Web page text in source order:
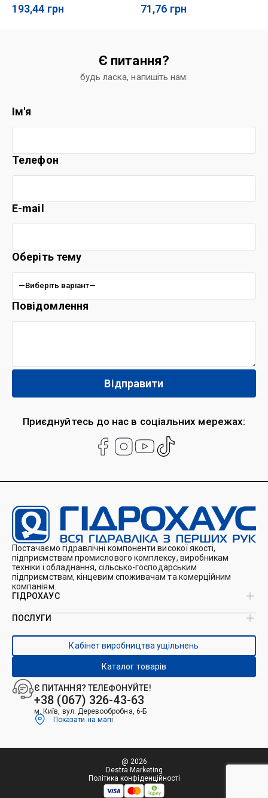
193,44 грн 71,76 грн
Є питання?
будь ласка, напишіть нам:
Приєднуйтесь до нас в соціальних мережах:
Ім'я
Телефон
E-mail
Оберіть тему
Повідомлення
Постачаємо гідравлічні компоненти високої якості,
підприємствам промислового комплексу, виробникам
техніки і обладнання, сільсько-господарським
підприємствам, кінцевим споживачам та комерційним
компаніям.
Є ПИТАННЯ? ТЕЛЕФОНУЙТЕ!
+38 (067) 326-43-63
м. Київ, вул. Деревообробна, 6-Б
Показати на мапі
ГІДРОХАУС
Про нас
Каталоги
Контакти
ПОСЛУГИ
Виробництво ущільнень
Виробництво гідроциліндрів
Ремонт гідроциліндрів
Ремонт і виготовлення РВТ
Ремонт техніки
Гідрофікація авто
Кабінет виробництва ущільнень
Каталог товарів
@ 2026
Destra Marketing
Політика конфіденційності